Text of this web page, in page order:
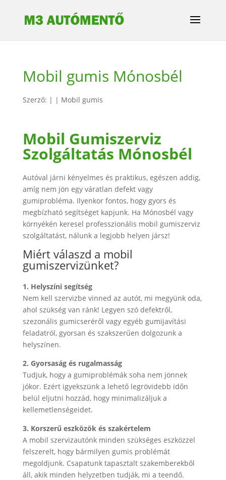
Mobil gumis Mónosbél
Szerző: | | Mobil gumis
Mobil Gumiszerviz
Szolgáltatás Mónosbél
Autóval járni kényelmes és praktikus, egészen addig,
amíg nem jön egy váratlan defekt vagy
gumiprobléma. Ilyenkor fontos, hogy gyors és
megbízható segítséget kapjunk. Ha Mónosbél vagy
környékén keresel professzionális mobil gumiszerviz
szolgáltatást, nálunk a legjobb helyen jársz!
Miért válaszd a mobil
gumiszervizünket?
1. Helyszíni segítség
Nem kell szervizbe vinned az autót, mi megyünk oda,
ahol szükség van ránk! Legyen szó defektről,
szezonális gumicseréről vagy egyéb gumijavítási
feladatról, gyorsan és szakszerűen dolgozunk a
helyszínen.
2. Gyorsaság és rugalmasság
Tudjuk, hogy a gumiproblémák soha nem jönnek
jókor. Ezért igyekszünk a lehető legrövidebb időn
belül eljutni hozzád, hogy minimalizáljuk a
kellemetlenségeidet.
3. Korszerű eszközök és szakértelem
A mobil szervizautónk minden szükséges eszközzel
felszerelt, hogy bármilyen gumis problémát
megoldjunk. Csapatunk tapasztalt szakemberekből
áll, akik minden helyzetben tudják, mi a teendő.